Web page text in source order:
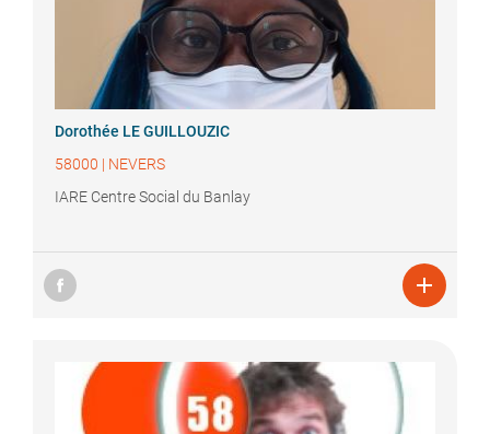
Dorothée LE GUILLOUZIC
58000 | NEVERS
IARE Centre Social du Banlay
